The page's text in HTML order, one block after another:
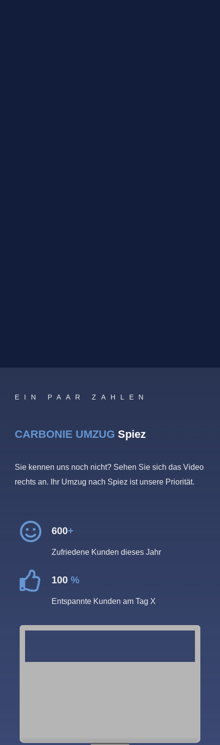
EIN PAAR ZAHLEN
CARBONIE UMZUG Spiez
Sie kennen uns noch nicht? Sehen Sie sich das Video
rechts an. Ihr Umzug nach Spiez ist unsere Priorität.
600+
Zufriedene Kunden dieses Jahr
100 %
Entspannte Kunden am Tag X